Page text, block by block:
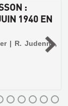
:
1940 EN
| R. Judenne,